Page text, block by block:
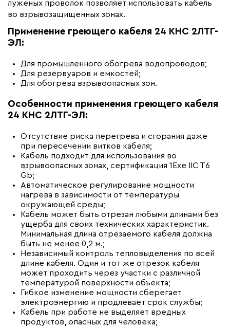
луженых проволок позволяет использовать кабель
во взрывозащищенных зонах.
Применение греющего кабеля 24 КНС 2ЛТГ-
ЭЛ:
Для промышленного обогрева водопроводов;
Для резервуаров и емкостей;
Для обогрева взрывоопасных зон.
Особенности применения греющего кабеля
24 КНС 2ЛТГ-ЭЛ:
Отсутствие риска перегрева и сгорания даже
при пересечении витков кабеля;
Кабель подходит для использования во
взрывоопасных зонах, сертификация 1Ехе IIC T6
Gb;
Автоматическое регулирование мощности
нагрева в зависимости от температуры
окружающей среды;
Кабель может быть отрезан любыми длинами без
ущерба для своих технических характеристик.
Минимальная длина отрезаемого кабеля должна
быть не менее 0,2 м.;
Независимый контроль тепловыделения по всей
длине кабеля. Один и тот же отрезок кабеля
может проходить через участки с различной
температурой поверхности объекта;
Гибкое изменение мощности сберегает
электроэнергию и продлевает срок службы;
Кабель при работе не выделяет вредных
продуктов, опасных для человека;